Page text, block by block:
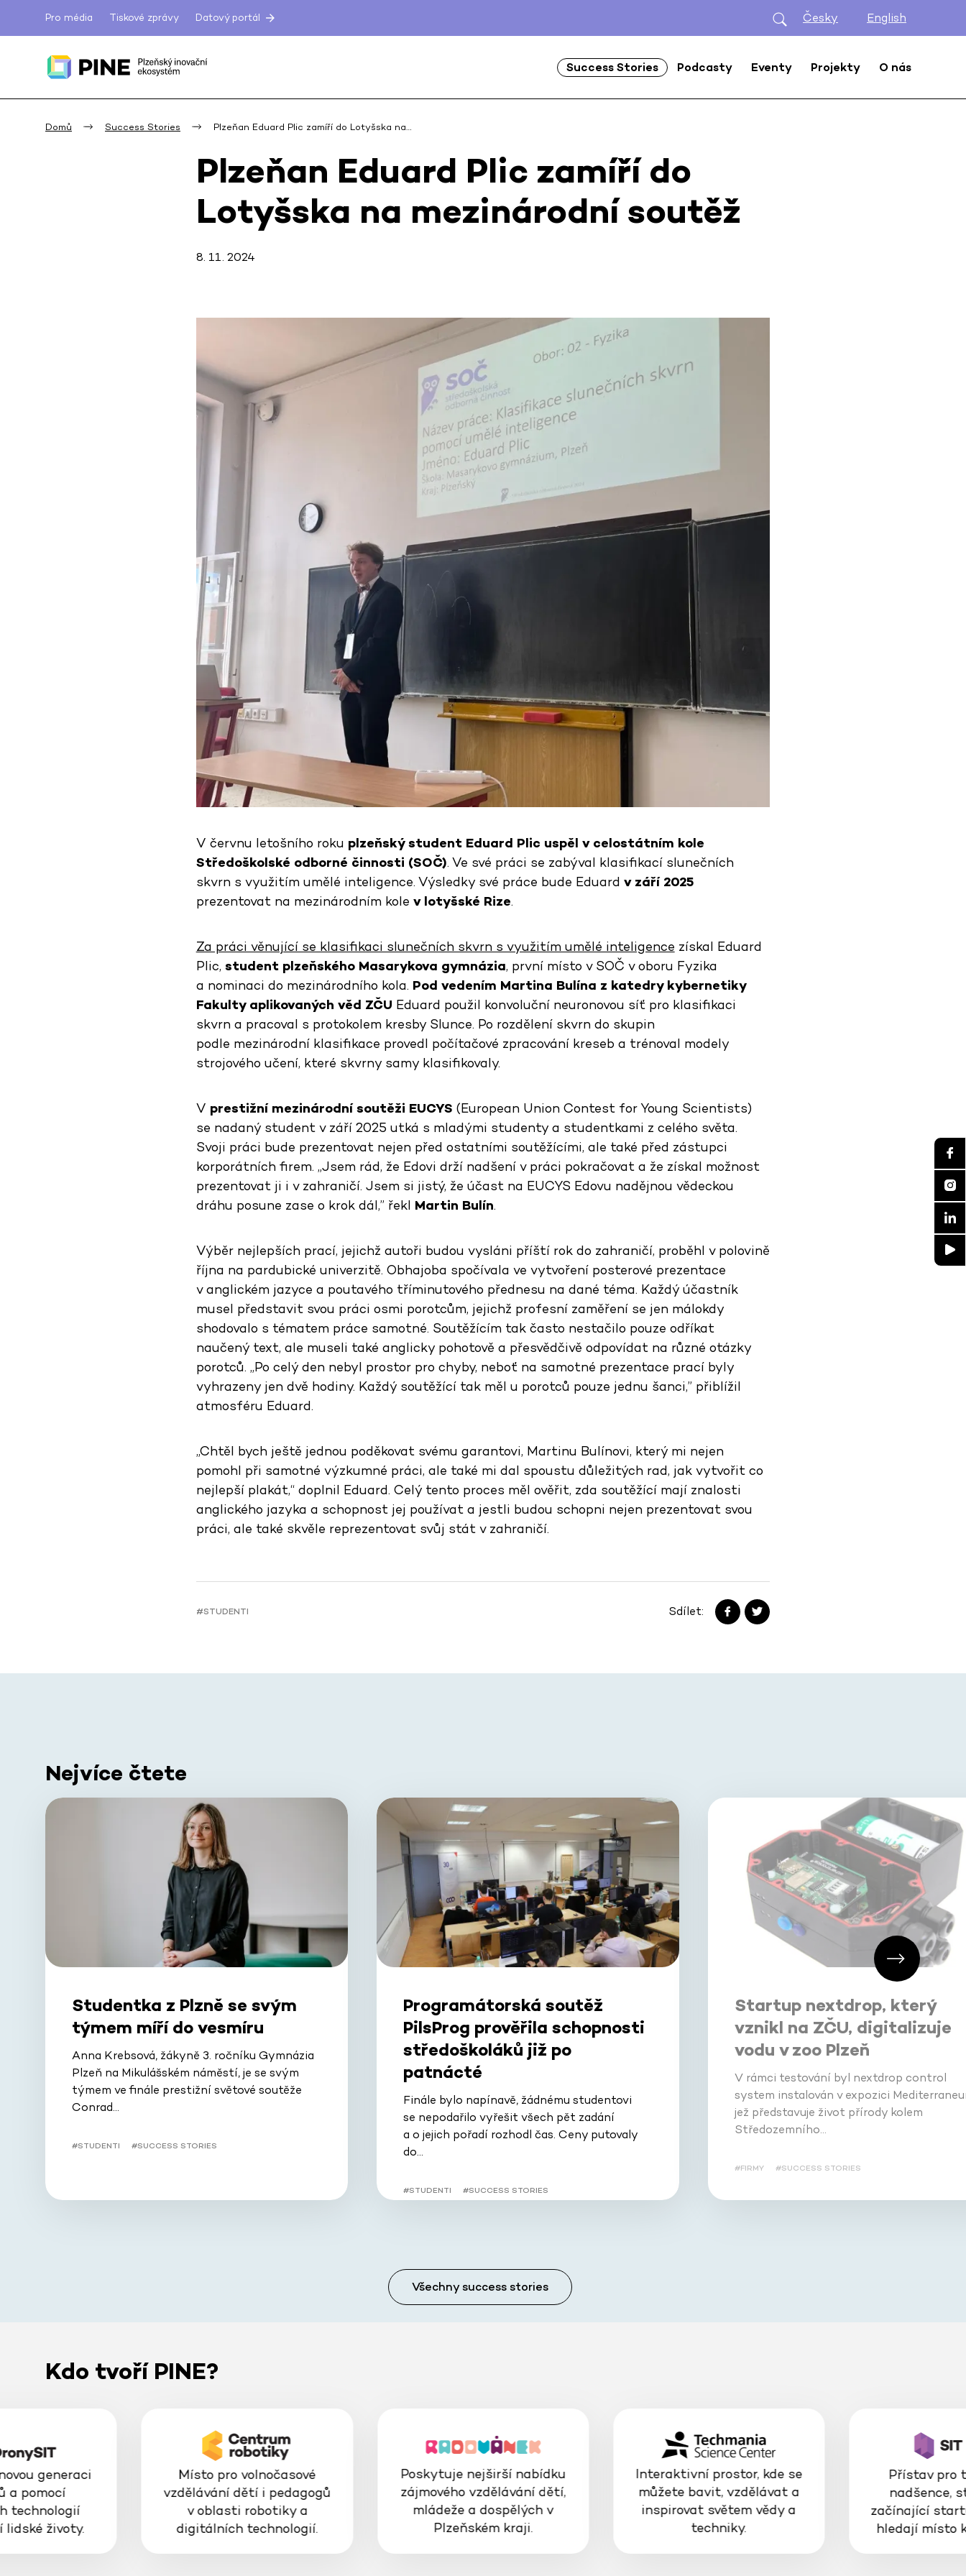
Pro média Tiskové zprávy Datový portál Česky English
Success Stories Podcasty Eventy Projekty O nás
Domů Success Stories Plzeňan Eduard Plic zamíří do Lotyšska na…
Plzeňan Eduard Plic zamíří do
Lotyšska na mezinárodní soutěž
8. 11. 2024
V červnu letošního roku plzeňský student Eduard Plic uspěl v celostátním kole
Středoškolské odborné činnosti (SOČ). Ve své práci se zabýval klasifikací slunečních
skvrn s využitím umělé inteligence. Výsledky své práce bude Eduard v září 2025
prezentovat na mezinárodním kole v lotyšské Rize.
Za práci věnující se klasifikaci slunečních skvrn s využitím umělé inteligence získal Eduard
Plic, student plzeňského Masarykova gymnázia, první místo v SOČ v oboru Fyzika
a nominaci do mezinárodního kola. Pod vedením Martina Bulína z katedry kybernetiky
Fakulty aplikovaných věd ZČU Eduard použil konvoluční neuronovou síť pro klasifikaci
skvrn a pracoval s protokolem kresby Slunce. Po rozdělení skvrn do skupin
podle mezinárodní klasifikace provedl počítačové zpracování kreseb a trénoval modely
strojového učení, které skvrny samy klasifikovaly.
V prestižní mezinárodní soutěži EUCYS (European Union Contest for Young Scientists)
se nadaný student v září 2025 utká s mladými studenty a studentkami z celého světa.
Svoji práci bude prezentovat nejen před ostatními soutěžícími, ale také před zástupci
korporátních firem. „Jsem rád, že Edovi drží nadšení v práci pokračovat a že získal možnost
prezentovat ji i v zahraničí. Jsem si jistý, že účast na EUCYS Edovu nadějnou vědeckou
dráhu posune zase o krok dál,” řekl Martin Bulín.
Výběr nejlepších prací, jejichž autoři budou vysláni příští rok do zahraničí, proběhl v polovině
října na pardubické univerzitě. Obhajoba spočívala ve vytvoření posterové prezentace
v anglickém jazyce a poutavého tříminutového přednesu na dané téma. Každý účastník
musel představit svou práci osmi porotcům, jejichž profesní zaměření se jen málokdy
shodovalo s tématem práce samotné. Soutěžícím tak často nestačilo pouze odříkat
naučený text, ale museli také anglicky pohotově a přesvědčivě odpovídat na různé otázky
porotců. „Po celý den nebyl prostor pro chyby, neboť na samotné prezentace prací byly
vyhrazeny jen dvě hodiny. Každý soutěžící tak měl u porotců pouze jednu šanci,” přiblížil
atmosféru Eduard.
„Chtěl bych ještě jednou poděkovat svému garantovi, Martinu Bulínovi, který mi nejen
pomohl při samotné výzkumné práci, ale také mi dal spoustu důležitých rad, jak vytvořit co
nejlepší plakát,“ doplnil Eduard. Celý tento proces měl ověřit, zda soutěžící mají znalosti
anglického jazyka a schopnost jej používat a jestli budou schopni nejen prezentovat svou
práci, ale také skvěle reprezentovat svůj stát v zahraničí.
#STUDENTI Sdílet:
Nejvíce čtete
Studentka z Plzně se svým
týmem míří do vesmíru
Anna Krebsová, žákyně 3. ročníku Gymnázia
Plzeň na Mikulášském náměstí, je se svým
týmem ve finále prestižní světové soutěže
Conrad…
#STUDENTI #SUCCESS STORIES
Programátorská soutěž
PilsProg prověřila schopnosti
středoškoláků již po
patnácté
Finále bylo napínavě, žádnému studentovi
se nepodařilo vyřešit všech pět zadání
a o jejich pořadí rozhodl čas. Ceny putovaly
do…
#STUDENTI #SUCCESS STORIES
Startup nextdrop, který
vznikl na ZČU, digitalizuje
vodu v zoo Plzeň
V rámci testování byl nextdrop control
system instalován v expozici
jež představuje život přírody kolem
Středozemního…
#FIRMY #SUCCESS STORIES
Všechny success stories
Kdo tvoří PINE?
generaci
a pomocí
technologií
lidské životy.
Místo pro volnočasové
vzdělávání dětí i pedagogů
v oblasti robotiky a
digitálních technologií.
Poskytuje nejširší nabídku
zájmového vzdělávání dětí,
mládeže a dospělých v
Plzeňském kraji.
Interaktivní prostor, kde se
můžete bavit, vzdělávat a
inspirovat světem vědy a
techniky.
Přístav pro
nadšence,
začínající
hledají místo